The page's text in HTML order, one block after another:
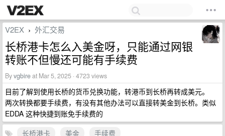
V2EX › 外汇交易
长桥港卡怎么入美金呀，只能通过网银
转账不但慢还可能有手续费
Byvgbireat Mar 5, 2025 · 4723 views
目前了解到使用长桥的货币兑换功能，转港币到长桥再转成美元。
两次转换都要手续费，有没有其他办法可以直接转美金到长桥。类似
EDDA 这种快捷到账免手续费的
长桥港卡
美金
手续费